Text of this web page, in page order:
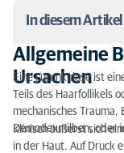
In diesem Artikel
Allgemeine
Diagnostik
Therapie
Allgemeine
Ursachen
Eine Furunkulose ist
Teils des Haarfollikels
mechanisches
Demodexmilben, oder
Klinisch äußerst sich
in der Haut. Auf Druck